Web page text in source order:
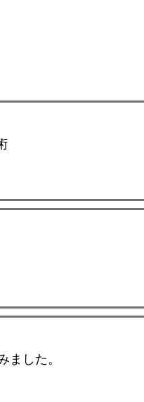
した。